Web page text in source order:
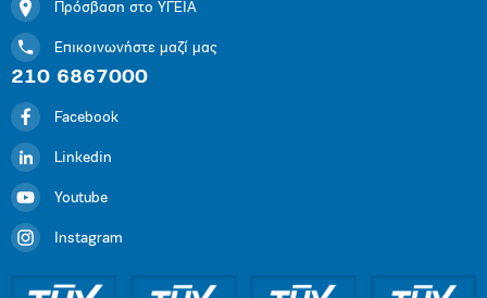
Πρόσβαση στο ΥΓΕΙΑ
Επικοινωνήστε μαζί μας
210 6867000
Facebook
Linkedin
Youtube
Instagram